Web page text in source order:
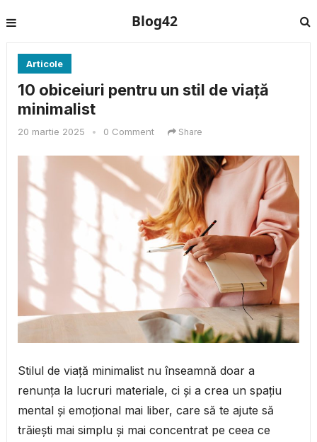
Blog42
Articole
10 obiceiuri pentru un stil de viață
minimalist
20 martie 2025 • 0 Comment Share
Stilul de viață minimalist nu înseamnă doar a
renunța la lucruri materiale, ci și a crea un spațiu
mental și emoțional mai liber, care să te ajute să
trăiești mai simplu și mai concentrat pe ceea ce